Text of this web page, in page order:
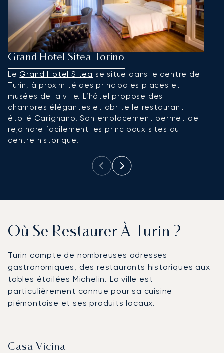
Grand Hotel Sitea Torino
Le Grand Hotel Sitea se situe dans le centre de
Turin, à proximité des principales places et
musées de la ville. L’hôtel propose des
chambres élégantes et abrite le restaurant
étoilé Carignano. Son emplacement permet de
rejoindre facilement les principaux sites du
centre historique.
Où Se Restaurer À Turin ?
Turin compte de nombreuses adresses
gastronomiques, des restaurants historiques aux
tables étoilées Michelin. La ville est
particulièrement connue pour sa cuisine
piémontaise et ses produits locaux.
Casa Vicina